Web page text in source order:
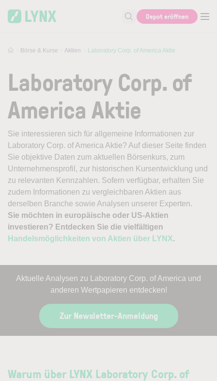
Suche nach Aktie, Autor...
Depot eröffnen
Börse & Kurse Aktien Laboratory Corp. of America Aktie
Laboratory Corp. of
America Aktie
Sie interessieren sich für allgemeine Informationen zur
Laboratory Corp. of America Aktie? Auf dieser Seite finden
Sie objektive Daten zum aktuellen Börsenkurs, zum
Unternehmensprofil, zur historischen Kursentwicklung und
zu relevanten Kennzahlen. Sofern verfügbar, erhalten Sie
zudem Informationen zu vergleichbaren Aktien aus
derselben Branche sowie Analysen unserer Experten.
Sie möchten in europäische oder US-Aktien
investieren? Entdecken Sie die vielfältigen
Handelsmöglichkeiten von Aktien über LYNX.
Aktuelle Analysen zu Laboratory Corp. of America und
anderen Wertpapieren entdecken!
Zur Newsletter-Anmeldung
Warum über LYNX Laboratory Corp. of